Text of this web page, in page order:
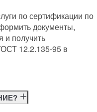
по сертификации по
документы,
и получить
12.2.135-95 в